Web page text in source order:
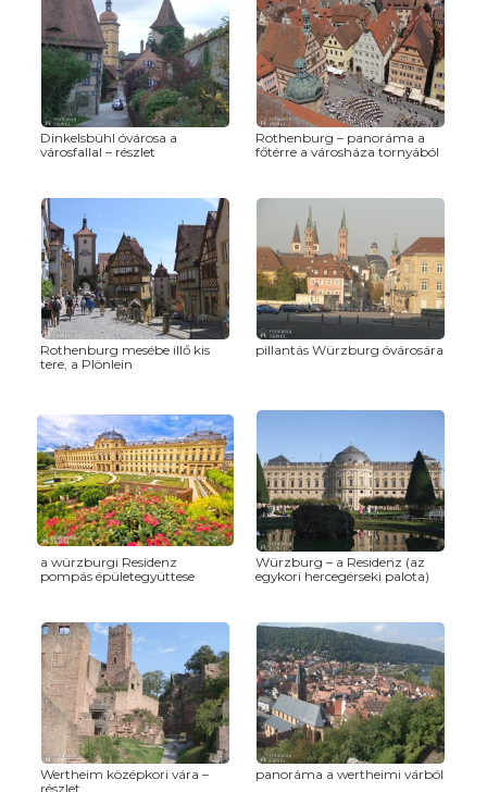
Dinkelsbühl óvárosa a
városfallal – részlet
Rothenburg – panoráma a
főtérre a városháza tornyából
Rothenburg mesébe illő kis
tere, a Plönlein
pillantás Würzburg óvárosára
a würzburgi Residenz
pompás épületegyüttese
Würzburg – a Residenz (az
egykori hercegérseki palota)
Wertheim középkori vára –
részlet
panoráma a wertheimi várból